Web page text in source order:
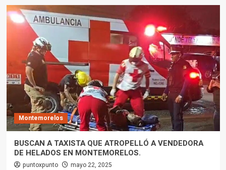
Montemorelos
BUSCAN A TAXISTA QUE ATROPELLÓ A VENDEDORA
DE HELADOS EN MONTEMORELOS.
puntoxpunto mayo 22, 2025